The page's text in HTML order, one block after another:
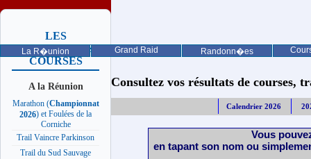
La R�union Grand Raid Randonn�es
LES
PROCHAINES
COURSES
A la Réunion
Marathon (Championnat
2026) et Foulées de la
Corniche
Trail Vaincre Parkinson
Trail du Sud Sauvage
Consultez vos résultats de courses,
Calendrier 2026
Vous
en tapant son nom ou